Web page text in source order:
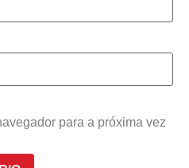
para a próxima vez